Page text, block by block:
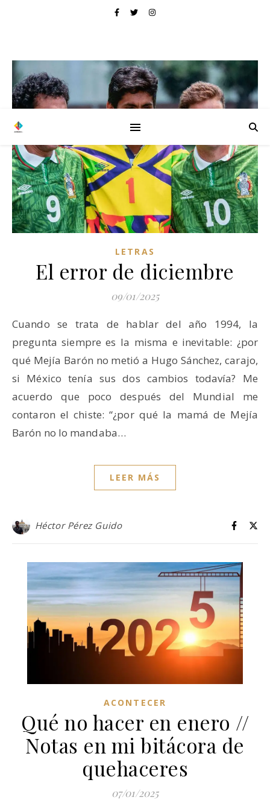
LETRAS
El error de diciembre
09/01/2025
Cuando se trata de hablar del año 1994, la
pregunta siempre es la misma e inevitable: ¿por
qué Mejía Barón no metió a Hugo Sánchez, carajo,
si México tenía sus dos cambios todavía? Me
acuerdo que poco después del Mundial me
contaron el chiste: “¿por qué la mamá de Mejía
Barón no lo mandaba…
LEER MÁS
Héctor Pérez Guido
ACONTECER
Qué no hacer en enero //
Notas en mi bitácora de
quehaceres
07/01/2025